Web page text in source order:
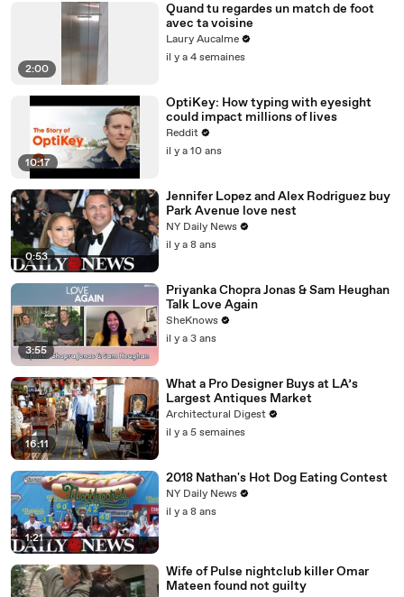
2:00
Quand tu regardes un match de foot
avec ta voisine
Laury Aucalme
il y a 4 semaines
10:17
OptiKey: How typing with eyesight
could impact millions of lives
Reddit
il y a 10 ans
0:53
Jennifer Lopez and Alex Rodriguez buy
Park Avenue love nest
NY Daily News
il y a 8 ans
3:55
Priyanka Chopra Jonas & Sam Heughan
Talk Love Again
SheKnows
il y a 3 ans
16:11
What a Pro Designer Buys at LA’s
Largest Antiques Market
Architectural Digest
il y a 5 semaines
1:21
2018 Nathan's Hot Dog Eating Contest
NY Daily News
il y a 8 ans
Wife of Pulse nightclub killer Omar
Mateen found not guilty